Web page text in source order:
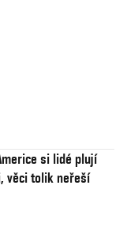
si lidé plují
věci tolik neřeší